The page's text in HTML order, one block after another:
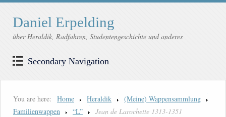
Daniel Erpelding
über Heraldik, Radfahren, Studentengeschichte und anderes
Secondary Navigation
You are here: Home Heraldik
(Meine) Wappensammlung
Familienwappen
“L” Jean de Larochette 1313-1351